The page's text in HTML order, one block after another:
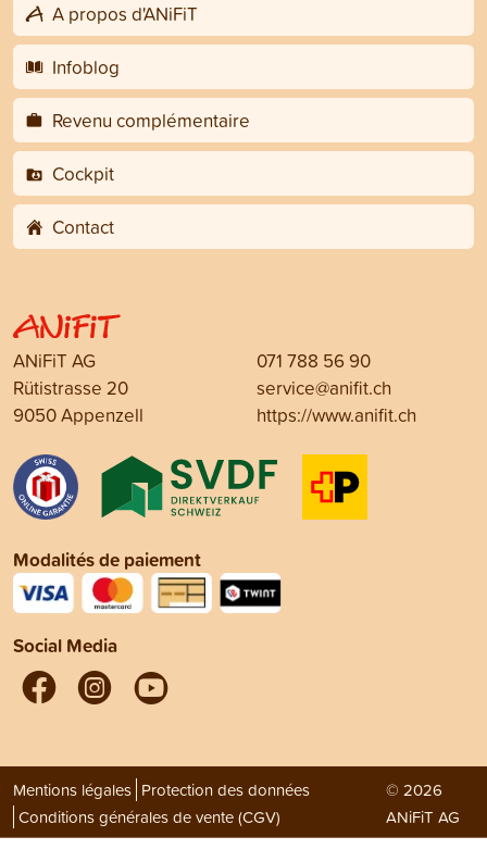
A propos d'ANiFiT
Infoblog
Revenu complémentaire
Cockpit
Contact
ANiFiT AG
Rütistrasse 20
9050 Appenzell
071 788 56 90
service@anifit.ch
https://www.anifit.ch
Modalités de paiement
Social Media
Mentions légales Protection des données
Conditions générales de vente (CGV)
© 2026
ANiFiT AG